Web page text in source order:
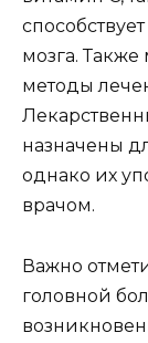
мозга.
методы
назначены
однако их
врачом.
Важно
головной